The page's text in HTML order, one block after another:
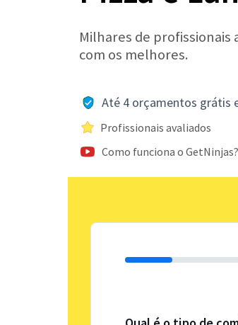
Milhares de
com os melhores.
Até 4 orçamentos grátis
Profissionais avaliados
Como funciona o GetNinjas?